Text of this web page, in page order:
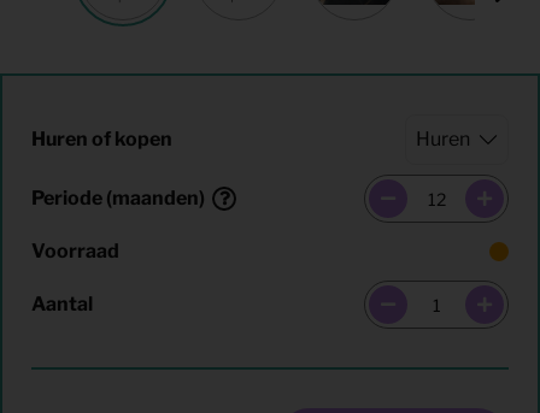
Huren of kopen
Periode (maanden)
Voorraad
Aantal